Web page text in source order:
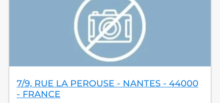
7/9, RUE LA PEROUSE - NANTES - 44000
- FRANCE